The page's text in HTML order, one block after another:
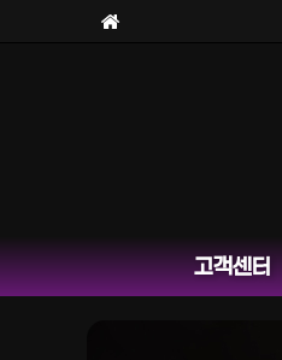
고객센터